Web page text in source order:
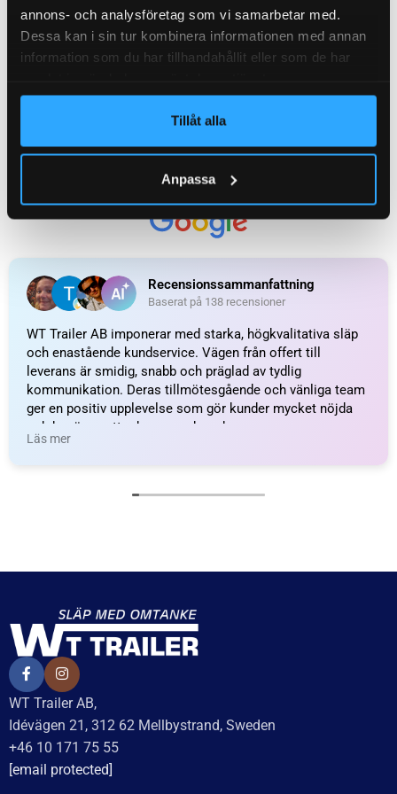
annons- och analysföretag som vi samarbetar med.
Dessa kan i sin tur kombinera informationen med annan
information som du har tillhandahållit eller som de har
Tillåt alla
Anpassa
UTMÄRKT
Baserat på138 recensioner
Recensionssammanfattning
Baserat på 138 recensioner
WT Trailer AB imponerar med starka, högkvalitativa släp
och enastående kundservice. Vägen från offert till
leverans är smidig, snabb och präglad av tydlig
kommunikation. Deras tillmötesgående och vänliga team
ger en positiv upplevelse som gör kunder mycket nöjda
och benägna att rekommendera dem.
Läs mer
WT Trailer AB,
Idévägen 21, 312 62 Mellbystrand, Sweden
+46 10 171 75 55
[email protected]